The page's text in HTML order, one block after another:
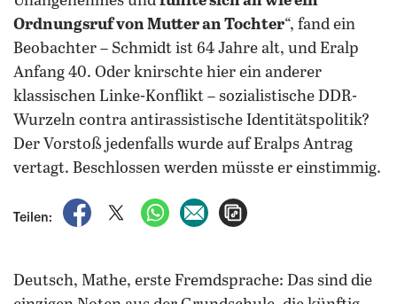
Ordnungsruf von Mutter an Tochter“, fand ein
Beobachter – Schmidt ist 64 Jahre alt, und Eralp
Anfang 40. Oder knirschte hier ein anderer
klassischen Linke-Konflikt – sozialistische DDR-
Wurzeln contra antirassistische Identitätspolitik?
Der Vorstoß jedenfalls wurde auf Eralps Antrag
vertagt. Beschlossen werden müsste er einstimmig.
Teilen:
auf Facebook teilen
auf X teilenper WhatsApp teilen
per E-Mail teilen
Deutsch, Mathe, erste Fremdsprache: Das sind die